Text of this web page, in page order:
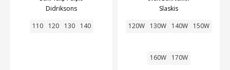
Didriksons
110 120 130 140
Slaskis
120W 130W 140W 150W
160W 170W